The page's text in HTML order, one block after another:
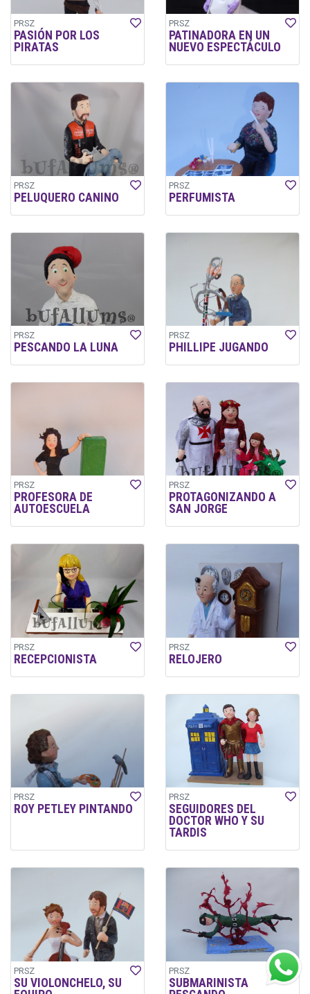
PRSZ
PASIÓN POR LOS
PIRATAS
PRSZ
PATINADORA EN UN
NUEVO ESPECTÁCULO
PRSZ
PELUQUERO CANINO
PRSZ
PERFUMISTA
PRSZ
PESCANDO LA LUNA
PRSZ
PHILLIPE JUGANDO
PRSZ
PROFESORA DE
AUTOESCUELA
PRSZ
PROTAGONIZANDO A
SAN JORGE
PRSZ
RECEPCIONISTA
PRSZ
RELOJERO
PRSZ
ROY PETLEY PINTANDO
PRSZ
SEGUIDORES DEL
DOCTOR WHO Y SU
TARDIS
PRSZ
SU VIOLONCHELO, SU
PRSZ
SUBMARINISTA